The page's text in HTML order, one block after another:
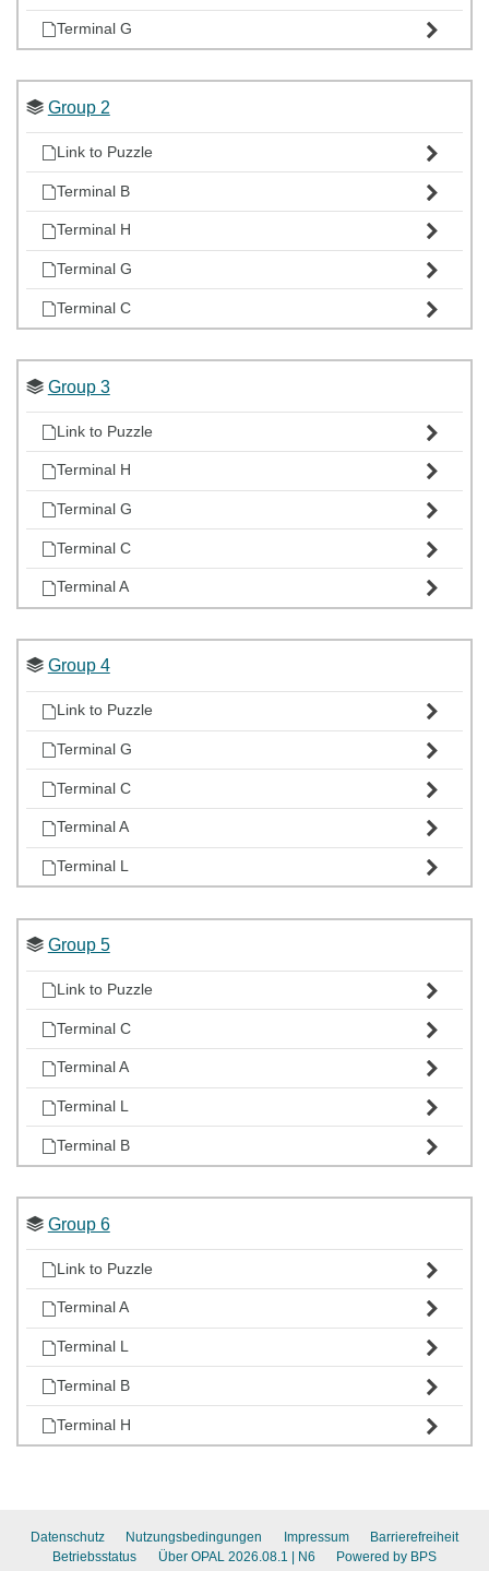
Terminal G
Group 2
Link to Puzzle
Terminal B
Terminal H
Terminal G
Terminal C
Group 3
Link to Puzzle
Terminal H
Terminal G
Terminal C
Terminal A
Group 4
Link to Puzzle
Terminal G
Terminal C
Terminal A
Terminal L
Group 5
Link to Puzzle
Terminal C
Terminal A
Terminal L
Terminal B
Group 6
Link to Puzzle
Terminal A
Terminal L
Terminal B
Terminal H
Datenschutz Nutzungsbedingungen Impressum
Barrierefreiheit
Betriebsstatus
Über OPAL 2026.08.1 | N6 Powered by BPS